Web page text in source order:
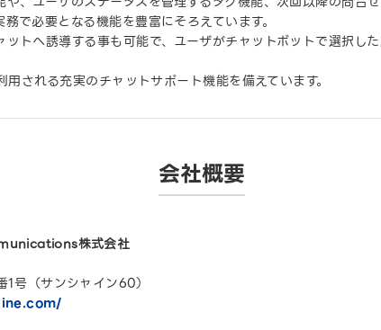
で必要となる機能を豊富にそろえています。
トへ誘導する事も可能で、ユーザがチャットボットで選択し
される充実のチャットサポート機能を備えています。
会社概要
株式会社
号（サンシャイン60）